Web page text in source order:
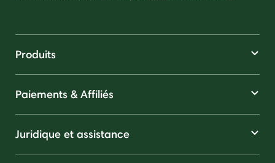
Produits
Paiements & Affiliés
Juridique et assistance